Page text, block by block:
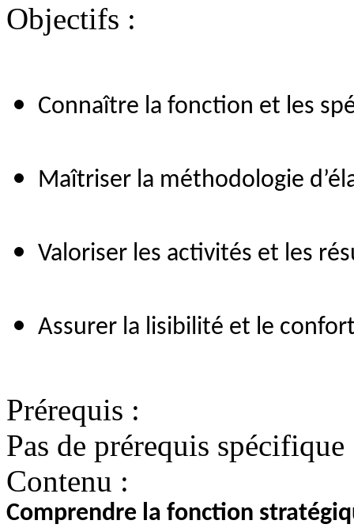
Objectifs :
Connaître la fonction et les
Maîtriser la méthodologie
Valoriser les activités et les
Assurer la lisibilité et le
Prérequis :
Pas de prérequis spécifique
Contenu :
Comprendre la fonction